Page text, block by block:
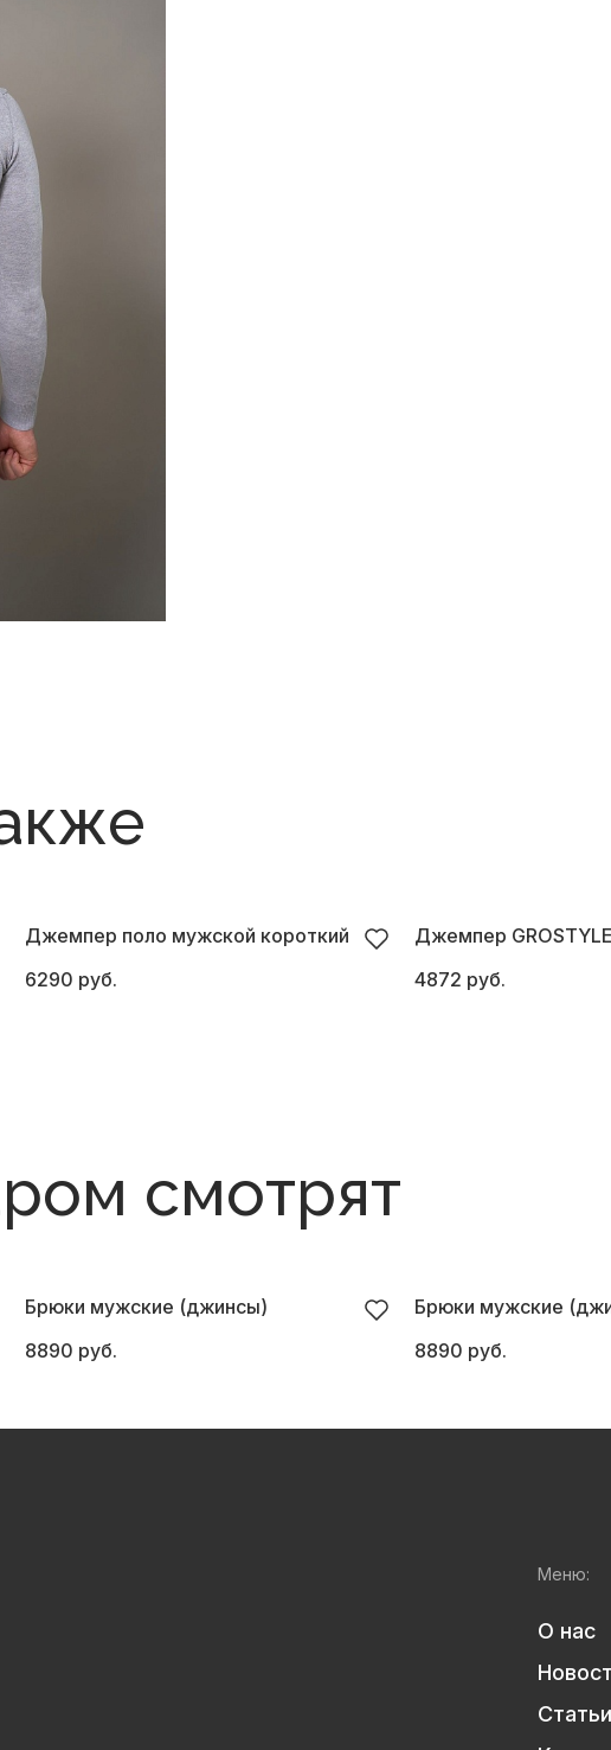
Джемпер поло мужской короткий
6290 руб.
Джемпер
4872 руб.
смотрят
Брюки мужские (джинсы)
8890 руб.
Брюки мужские
8890 руб.
Меню:
О нас
Статьи